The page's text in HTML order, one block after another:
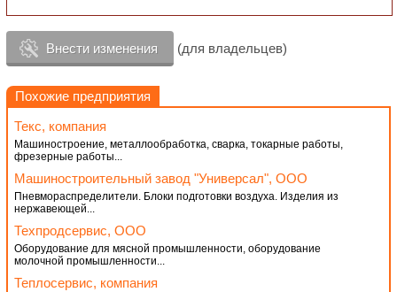
Внести изменения (для владельцев)
Похожие предприятия
Текс, компания
Машиностроение, металлообработка, сварка, токарные работы,
фрезерные работы...
Машиностроительный завод "Универсал", ООО
Пневмораспределители. Блоки подготовки воздуха. Изделия из
нержавеющей...
Техпродсервис, ООО
Оборудование для мясной промышленности, оборудование
молочной промышленности...
Теплосервис, компания